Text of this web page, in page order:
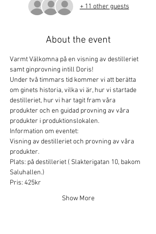
+ 11 other guests
About the event
Varmt Välkomna på en visning av destilleriet
samt ginprovning intill Doris!
Under två timmars tid kommer vi att berätta
om ginets historia, vilka vi är, hur vi startade
destilleriet, hur vi har tagit fram våra
produkter och en guidad provning av våra
produkter i produktionslokalen.
Information om eventet:
Visning av destilleriet och provning av våra
produkter.
Plats: på destilleriet ( Slakterigatan 10, bakom
Saluhallen.)
Pris: 425kr
Show More